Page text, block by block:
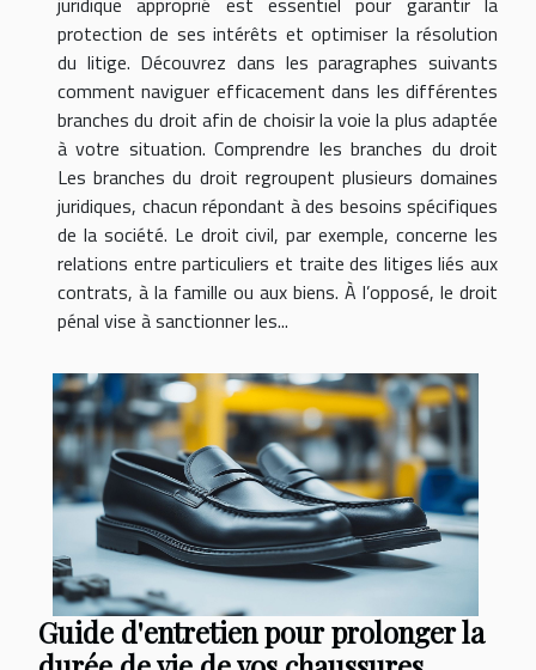
protection de ses intérêts et optimiser la résolution
du litige. Découvrez dans les paragraphes suivants
comment naviguer efficacement dans les différentes
branches du droit afin de choisir la voie la plus adaptée
à votre situation. Comprendre les branches du droit
Les branches du droit regroupent plusieurs domaines
juridiques, chacun répondant à des besoins spécifiques
de la société. Le droit civil, par exemple, concerne les
relations entre particuliers et traite des litiges liés aux
contrats, à la famille ou aux biens. À l’opposé, le droit
pénal vise à sanctionner les...
Guide d'entretien pour prolonger la